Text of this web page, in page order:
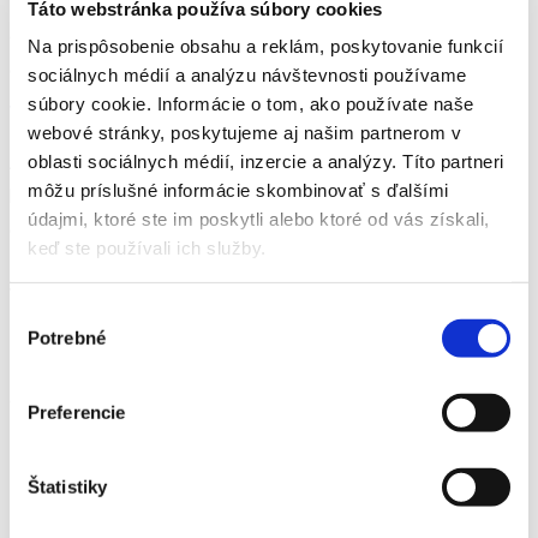
Táto webstránka používa súbory cookies
Na prispôsobenie obsahu a reklám, poskytovanie funkcií
sociálnych médií a analýzu návštevnosti používame
súbory cookie. Informácie o tom, ako používate naše
webové stránky, poskytujeme aj našim partnerom v
oblasti sociálnych médií, inzercie a analýzy. Títo partneri
môžu príslušné informácie skombinovať s ďalšími
údajmi, ktoré ste im poskytli alebo ktoré od vás získali,
keď ste používali ich služby.
súhlasu
Potrebné
Preferencie
Štatistiky
dolore eu fugiat nulla paria tur. Excepteur sint occaecat
cupidatat non proident sunt in culpa.
Why Choose us
Auis nostrud exercitation ullamc laboris sed nisit aliquip ex
bea sed consequat ipsum duis sit amet consecter adipisicing
elit sed ipsum eiusmod tempor incididunt ut labore.
dolor in derit in voluptate velit.
Modern Equipments